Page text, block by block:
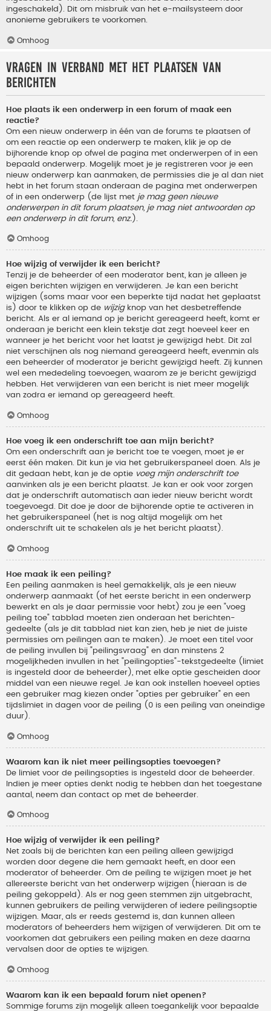
ingeschakeld). Dit om misbruik van het e-mailsysteem door
anonieme gebruikers te voorkomen.
Omhoog
Vragen in verband met het plaatsen van
berichten
Hoe plaats ik een onderwerp in een forum of maak een
reactie?
Om een nieuw onderwerp in één van de forums te plaatsen of
om een reactie op een onderwerp te maken, klik je op de
bijhorende knop op ofwel de pagina met onderwerpen of in een
bepaald onderwerp. Mogelijk moet je je registreren voor je een
nieuw onderwerp kan aanmaken, de permissies die je al dan niet
hebt in het forum staan onderaan de pagina met onderwerpen
of in een onderwerp (de lijst met je mag geen nieuwe
onderwerpen in dit forum plaatsen, je mag niet antwoorden op
een onderwerp in dit forum, enz. ).
Omhoog
Hoe wijzig of verwijder ik een bericht?
Tenzij je de beheerder of een moderator bent, kan je alleen je
eigen berichten wijzigen en verwijderen. Je kan een bericht
wijzigen (soms maar voor een beperkte tijd nadat het geplaatst
is) door te klikken op de wijzigknop van het desbetreffende
bericht. Als er al iemand op je bericht gereageerd heeft, komt er
onderaan je bericht een klein tekstje dat zegt hoeveel keer en
wanneer je het bericht voor het laatst je gewijzigd hebt. Dit zal
niet verschijnen als nog niemand gereageerd heeft, evenmin als
een beheerder of moderator je bericht gewijzigd heeft. Zij kunnen
wel een mededeling toevoegen, waarom ze je bericht gewijzigd
hebben. Het verwijderen van een bericht is niet meer mogelijk
van zodra er iemand op gereageerd heeft.
Omhoog
Hoe voeg ik een onderschrift toe aan mijn bericht?
Om een onderschrift aan je bericht toe te voegen, moet je er
eerst één maken. Dit kun je via het gebruikerspaneel doen. Als je
dit gedaan hebt, kan je de optie voeg mijn onderschrift toe
aanvinken als je een bericht plaatst. Je kan er ook voor zorgen
dat je onderschrift automatisch aan ieder nieuw bericht wordt
toegevoegd. Dit doe je door de bijhorende optie te activeren in
het gebruikerspaneel (het is nog altijd mogelijk om het
onderschrift uit te schakelen als je het bericht plaatst).
Omhoog
Hoe maak ik een peiling?
Een peiling aanmaken is heel gemakkelijk, als je een nieuw
onderwerp aanmaakt (of het eerste bericht in een onderwerp
bewerkt en als je daar permissie voor hebt) zou je een "voeg
peiling toe" tabblad moeten zien onderaan het berichten-
gedeelte (als je dit tabblad niet kan zien, heb je niet de juiste
permissies om peilingen aan te maken). Je moet een titel voor
de peiling invullen bij "peilingsvraag" en dan minstens 2
mogelijkheden invullen in het "peilingopties"-tekstgedeelte (limiet
is ingesteld door de beheerder), met elke optie gescheiden door
middel van een nieuwe regel. Je kan ook instellen hoeveel opties
een gebruiker mag kiezen onder "opties per gebruiker" en een
tijdslimiet in dagen voor de peiling (0 is een peiling van oneindige
duur).
Omhoog
Waarom kan ik niet meer peilingsopties toevoegen?
De limiet voor de peilingsopties is ingesteld door de beheerder.
Indien je meer opties denkt nodig te hebben dan het toegestane
aantal, neem dan contact op met de beheerder.
Omhoog
Hoe wijzig of verwijder ik een peiling?
Net zoals bij de berichten kan een peiling alleen gewijzigd
worden door degene die hem gemaakt heeft, en door een
moderator of beheerder. Om de peiling te wijzigen moet je het
allereerste bericht van het onderwerp wijzigen (hieraan is de
peiling gekoppeld). Als er nog geen stemmen zijn uitgebracht,
kunnen gebruikers de peiling verwijderen of iedere peilingsoptie
wijzigen. Maar, als er reeds gestemd is, dan kunnen alleen
moderators of beheerders hem wijzigen of verwijderen. Dit om te
voorkomen dat gebruikers een peiling maken en deze daarna
vervalsen door de opties te wijzigen.
Omhoog
Waarom kan ik een bepaald forum niet openen?
Sommige forums zijn mogelijk alleen toegankelijk voor bepaalde